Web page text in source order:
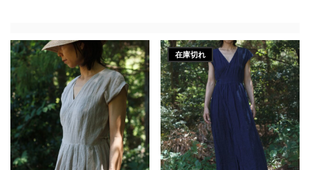
在庫切れ